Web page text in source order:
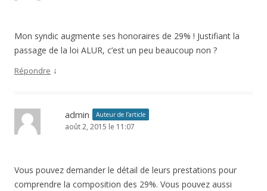
Mon syndic augmente ses honoraires de 29% ! Justifiant la
passage de la loi ALUR, c’est un peu beaucoup non ?
Répondre ↓
admin Auteur de l’article
août 2, 2015 le 11:07
Vous pouvez demander le détail de leurs prestations pour
comprendre la composition des 29%. Vous pouvez aussi